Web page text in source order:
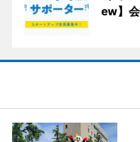
ew】